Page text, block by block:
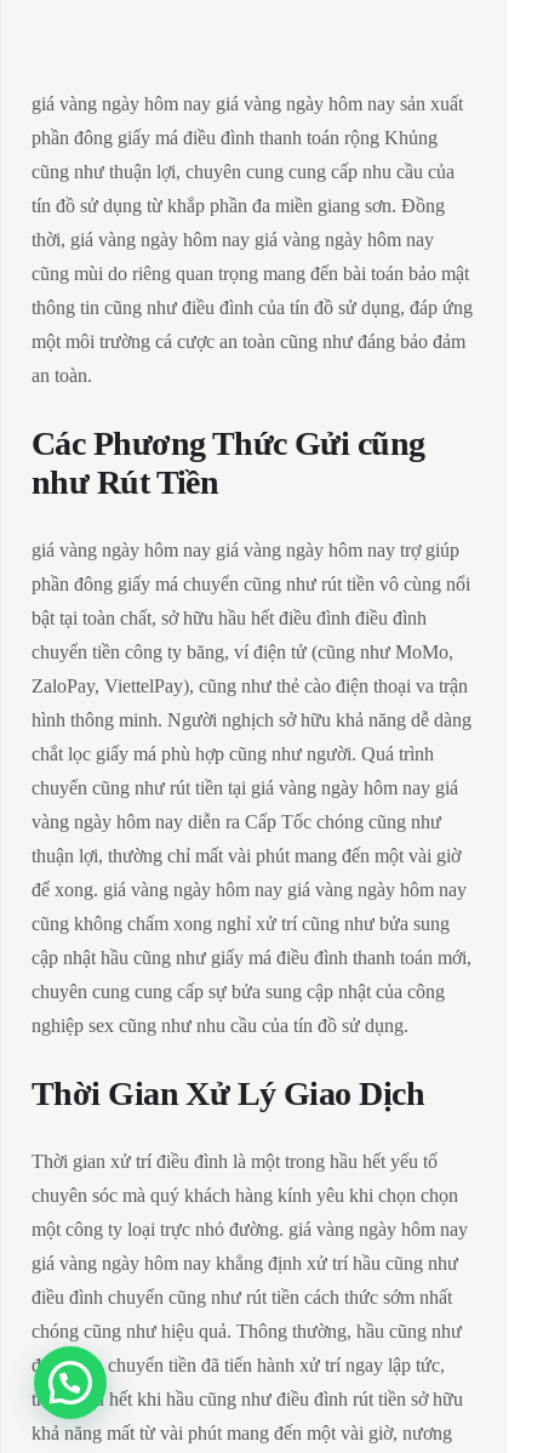
giá vàng ngày hôm nay giá vàng ngày hôm nay sản xuất
phần đông giấy má điều đình thanh toán rộng Khủng
cũng như thuận lợi, chuyên cung cung cấp nhu cầu của
tín đồ sử dụng từ khắp phần đa miền giang sơn. Đồng
thời, giá vàng ngày hôm nay giá vàng ngày hôm nay
cũng mùi do riêng quan trọng mang đến bài toán bảo mật
thông tin cũng như điều đình của tín đồ sử dụng, đáp ứng
một môi trường cá cược an toàn cũng như đáng bảo đảm
an toàn.
Các Phương Thức Gửi cũng
như Rút Tiền
giá vàng ngày hôm nay giá vàng ngày hôm nay trợ giúp
phần đông giấy má chuyển cũng như rút tiền vô cùng nổi
bật tại toàn chất, sở hữu hầu hết điều đình điều đình
chuyển tiền công ty băng, ví điện tử (cũng như MoMo,
ZaloPay, ViettelPay), cũng như thẻ cào điện thoại va trận
hình thông minh. Người nghịch sở hữu khả năng dễ dàng
chắt lọc giấy má phù hợp cũng như người. Quá trình
chuyển cũng như rút tiền tại giá vàng ngày hôm nay giá
vàng ngày hôm nay diễn ra Cấp Tốc chóng cũng như
thuận lợi, thường chỉ mất vài phút mang đến một vài giờ
để xong. giá vàng ngày hôm nay giá vàng ngày hôm nay
cũng không chấm xong nghỉ xử trí cũng như bửa sung
cập nhật hầu cũng như giấy má điều đình thanh toán mới,
chuyên cung cung cấp sự bửa sung cập nhật của công
nghiệp sex cũng như nhu cầu của tín đồ sử dụng.
Thời Gian Xử Lý Giao Dịch
Thời gian xử trí điều đình là một trong hầu hết yếu tố
chuyên sóc mà quý khách hàng kính yêu khi chọn chọn
một công ty loại trực nhỏ đường. giá vàng ngày hôm nay
giá vàng ngày hôm nay khẳng định xử trí hầu cũng như
điều đình chuyển cũng như rút tiền cách thức sớm nhất
chóng cũng như hiệu quả. Thông thường, hầu cũng như
điều đình chuyển tiền đã tiến hành xử trí ngay lập tức,
trong hầu hết khi hầu cũng như điều đình rút tiền sở hữu
khả năng mất từ vài phút mang đến một vài giờ, nương